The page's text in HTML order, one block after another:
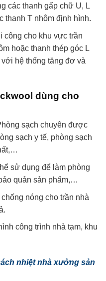
các thanh gấp chữ U, L
thanh T nhôm định hình.
công cho khu vực trần
hoặc thanh thép góc L
hệ thống tăng đơ và
dùng cho
sạch chuyên được
sạch y tế, phòng sạch
sử dụng để làm phòng
quản sản phẩm,…
nóng cho trần nhà
công trình nhà tạm, khu
nhiệt nhà xưởng sản